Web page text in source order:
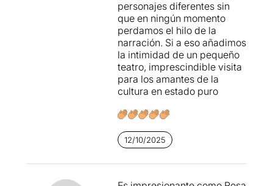
personajes diferentes sin
que en ningún momento
perdamos el hilo de la
narración. Si a eso añadimos
la intimidad de un pequeño
teatro, imprescindible visita
para los amantes de la
cultura en estado puro
12/10/2025